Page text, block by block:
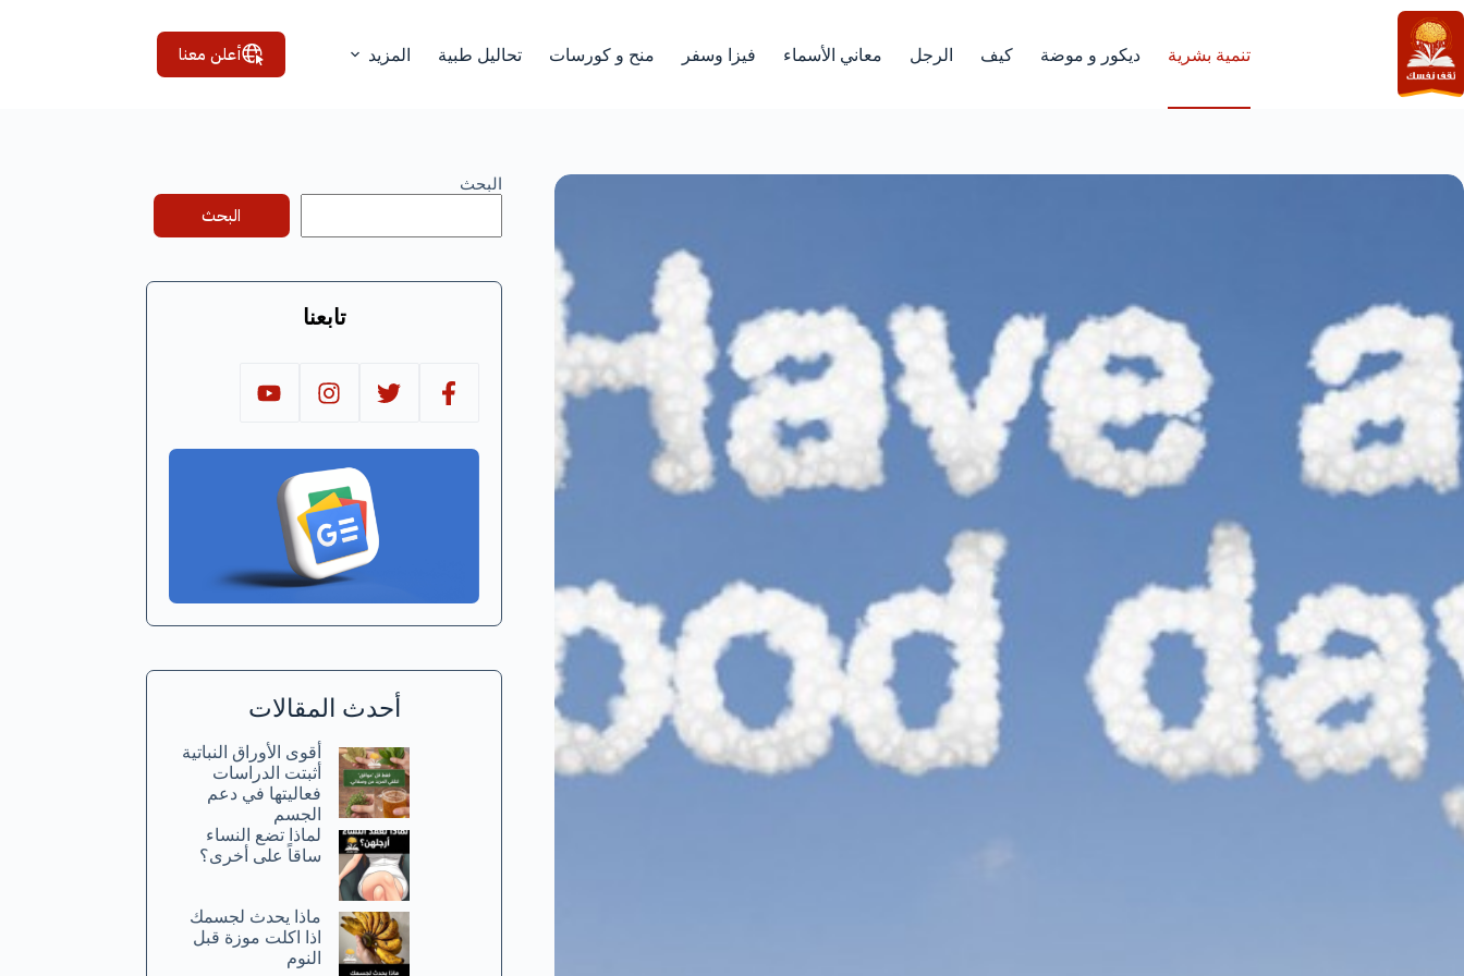
التجاوز
إلى
المحتوى
تنمية بشرية ديكور و موضة كيف الرجل معاني الأسماء فيزا وسفر منح و كورسات تحاليل طبية المزيد أعلن معنا
البحث
البحث
تابعنا
أحدث المقالات
أقوى الأوراق النباتية
أثبتت الدراسات
فعاليتها في دعم
الجسم
لماذا تضع النساء
ساقاً على أخرى؟
ماذا يحدث لجسمك
اذا اكلت موزة قبل
النوم